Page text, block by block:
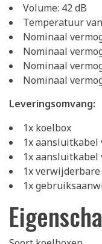
Volume: 42 dB
Temperatuur
Nominaal
Nominaal
Nominaal
Nominaal
Leveringsomvang:
1x koelbox
1x
1x aansluitkabel
1x
1x